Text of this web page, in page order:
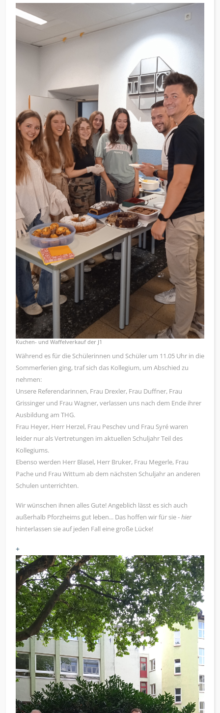
Kuchen- und Waffelverkauf der J1
Während es für die Schülerinnen und Schüler um 11.05 Uhr in die
Sommerferien ging, traf sich das Kollegium, um Abschied zu
nehmen:
Unsere Referendarinnen, Frau Drexler, Frau Duffner, Frau
Grissinger und Frau Wagner, verlassen uns nach dem Ende ihrer
Ausbildung am THG.
Frau Heyer, Herr Herzel, Frau Peschev und Frau Syré waren
leider nur als Vertretungen im aktuellen Schuljahr Teil des
Kollegiums.
Ebenso werden Herr Blasel, Herr Bruker, Frau Megerle, Frau
Pache und Frau Wittum ab dem nächsten Schuljahr an anderen
Schulen unterrichten.
Wir wünschen ihnen alles Gute! Angeblich lässt es sich auch
außerhalb Pforzheims gut leben... Das hoffen wir für sie -hier
hinterlassen sie auf jeden Fall eine große Lücke!
+